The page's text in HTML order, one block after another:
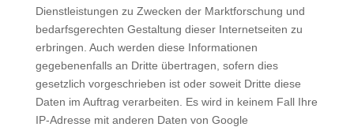
Dienstleistungen zu Zwecken der Marktforschung und
bedarfsgerechten Gestaltung dieser Internetseiten zu
erbringen. Auch werden diese Informationen
gegebenenfalls an Dritte übertragen, sofern dies
gesetzlich vorgeschrieben ist oder soweit Dritte diese
Daten im Auftrag verarbeiten. Es wird in keinem Fall Ihre
IP-Adresse mit anderen Daten von Google